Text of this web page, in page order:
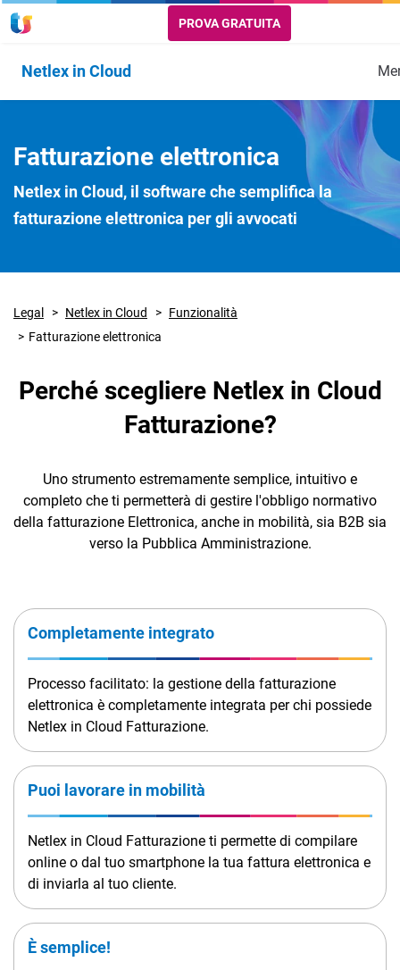
Email Marketing
Financial Solutions
HR
TeamSystem Store
PROVA GRATUITA
Netlex in Cloud
Deposito
Legale
Fatturazione
Tutte le
Risorse utili
brochure
Richiedi informazioni
Fatturazione elettronica
Netlex in Cloud, il software che semplifica la
fatturazione elettronica per gli avvocati
Legal Netlex in Cloud
Funzionalità
Fatturazione elettronica
Perché scegliere Netlex in Cloud
Fatturazione?
Uno strumento estremamente semplice, intuitivo e
completo che ti permetterà di gestire l'obbligo normativo
della fatturazione Elettronica, anche in mobilità, sia B2B sia
verso la Pubblica Amministrazione.
Completamente integrato
Processo facilitato: la gestione della fatturazione
elettronica è completamente integrata per chi possiede
Netlex in Cloud Fatturazione.
Puoi lavorare in mobilità
Netlex in Cloud Fatturazione ti permette di compilare
online o dal tuo smartphone la tua fattura elettronica e
di inviarla al tuo cliente.
È semplice!